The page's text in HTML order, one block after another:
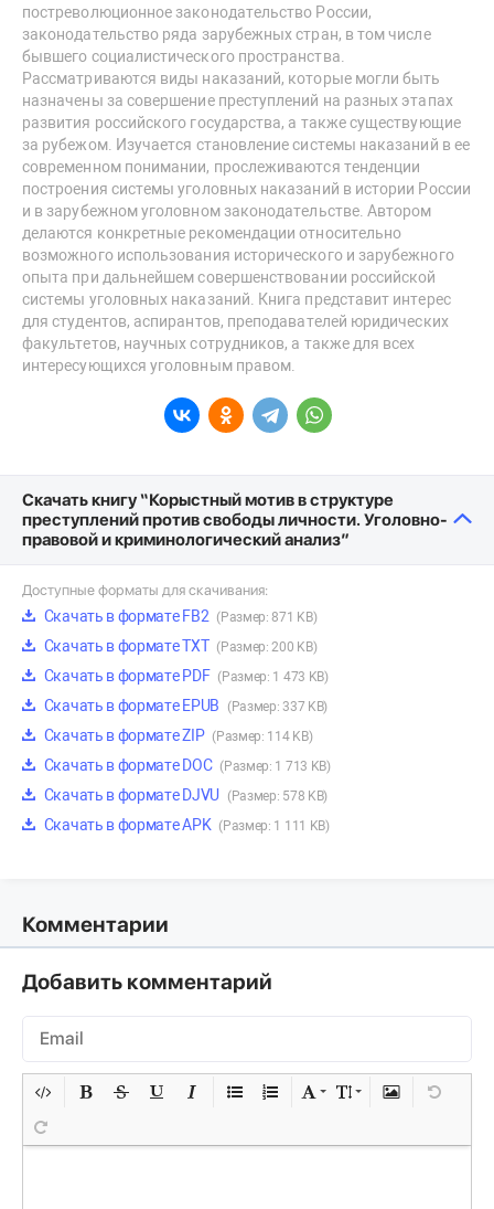
постреволюционное законодательство России,
законодательство ряда зарубежных стран, в том числе
бывшего социалистического пространства.
Рассматриваются виды наказаний, которые могли быть
назначены за совершение преступлений на разных этапах
развития российского государства, а также существующие
за рубежом. Изучается становление системы наказаний в ее
современном понимании, прослеживаются тенденции
построения системы уголовных наказаний в истории России
и в зарубежном уголовном законодательстве. Автором
делаются конкретные рекомендации относительно
возможного использования исторического и зарубежного
опыта при дальнейшем совершенствовании российской
системы уголовных наказаний. Книга представит интерес
для студентов, аспирантов, преподавателей юридических
факультетов, научных сотрудников, а также для всех
интересующихся уголовным правом.
Скачать книгу “Корыстный мотив в структуре
преступлений против свободы личности. Уголовно-
правовой и криминологический анализ”
Доступные форматы для скачивания:
Скачать в формате FB2 (Размер: 871 KB)
Скачать в формате TXT (Размер: 200 KB)
Скачать в формате PDF (Размер: 1 473 KB)
Скачать в формате EPUB (Размер: 337 KB)
Скачать в формате ZIP (Размер: 114 KB)
Скачать в формате DOC (Размер: 1 713 KB)
Скачать в формате DJVU (Размер: 578 KB)
Скачать в формате APK (Размер: 1 111 KB)
Комментарии
Добавить комментарий